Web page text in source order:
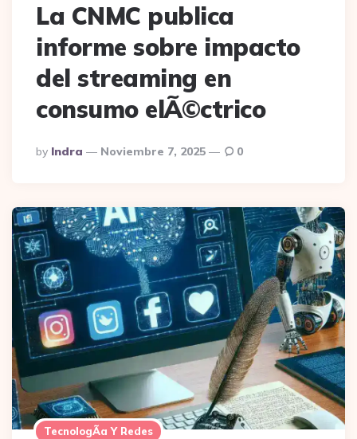
La CNMC publica
informe sobre impacto
del streaming en
consumo elÃ©ctrico
Posted
By
By Indra Noviembre 7, 2025 0
TecnologÃ­a Y Redes